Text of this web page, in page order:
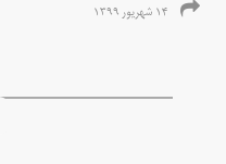
۱۴ شهریور ۱۳۹۹